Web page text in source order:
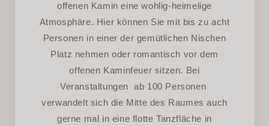
offenen Kamin eine wohlig-heimelige
Atmosphäre. Hier können Sie mit bis zu acht
Personen in einer der gemütlichen Nischen
Platz nehmen oder romantisch vor dem
offenen Kaminfeuer sitzen. Bei
Veranstaltungen ab 100 Personen
verwandelt sich die Mitte des Raumes auch
gerne mal in eine flotte Tanzfläche in